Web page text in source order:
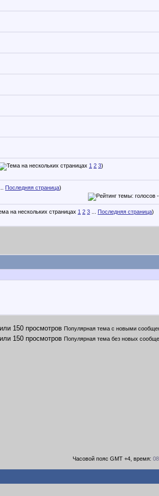
1 2 3)
Последняя страница)
1 2 3 Последняя страница)
Популярная тема с новыми
Популярная тема без новых
Часовой пояс GMT +4, время: